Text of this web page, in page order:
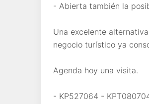
- Abierta también la
Una excelente
negocio turístico ya
Agenda hoy una visita.
- KP527064 -